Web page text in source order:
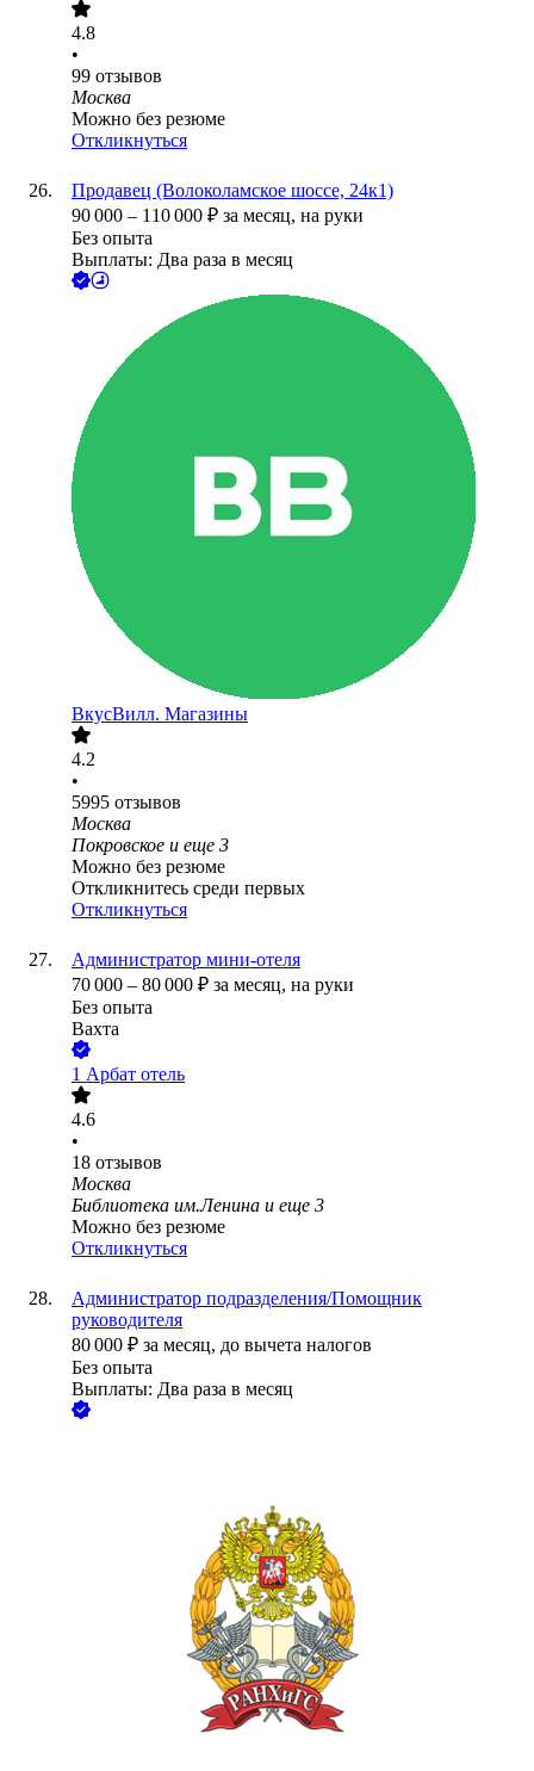
4.8
•
99 отзывов
Москва
Можно без резюме
Откликнуться
Продавец (Волоколамское шоссе, 24к1)
90 000 – 110 000 ₽ за месяц, на руки
Без опыта
Выплаты: Два раза в месяц
ВкусВилл. Магазины
4.2
•
5995 отзывов
Москва
Покровское и еще 3
Можно без резюме
Откликнитесь среди первых
Откликнуться
Администратор мини-отеля
70 000 – 80 000 ₽ за месяц, на руки
Без опыта
Вахта
1 Арбат отель
4.6
•
18 отзывов
Москва
Библиотека им.Ленина и еще 3
Можно без резюме
Откликнуться
Администратор подразделения/Помощник
руководителя
80 000 ₽ за месяц, до вычета налогов
Без опыта
Выплаты: Два раза в месяц